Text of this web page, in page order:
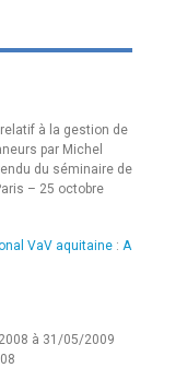
à la gestion de
par Michel
du séminaire de
– 25 octobre
VaV aquitaine : A
à 31/05/2009